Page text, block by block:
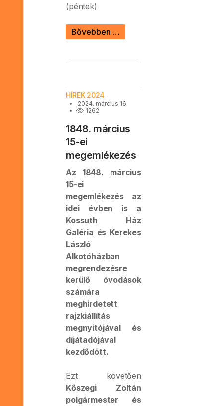
(péntek)
Bővebben …
HÍREK 2024
2024. március 16
1262
1848. március
15-ei
megemlékezés
Az 1848. március
15-ei
megemlékezés az
idei évben is a
Kossuth Ház
Galéria és Kerekes
László
Alkotóházban
megrendezésre
kerülő óvodások
számára
meghirdetett
rajzkiállítás
megnyitójával és
díjátadójával
kezdődött.
Ezt követően
Kőszegi Zoltán
polgármester és